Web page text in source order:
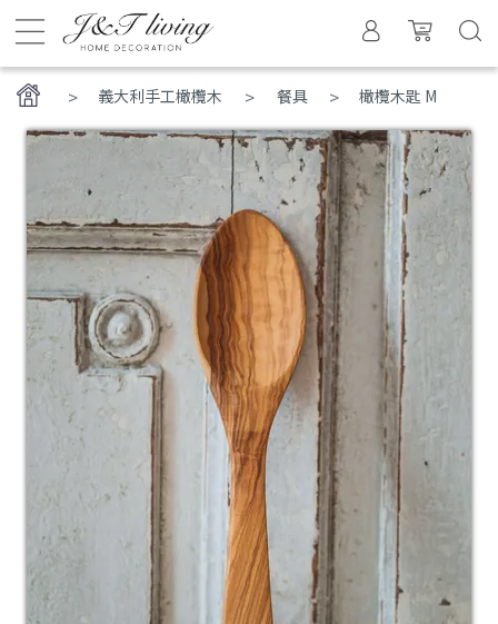
義大利手工橄欖木 > 餐具 橄欖木匙 M